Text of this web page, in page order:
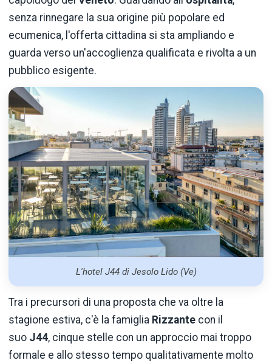
senza rinnegare la sua origine più popolare ed
ecumenica, l'offerta cittadina si sta ampliando e
guarda verso un'accoglienza qualificata e rivolta a un
pubblico esigente.
L'hotel J44 di Jesolo Lido (Ve)
Tra i precursori di una proposta che va oltre la
stagione estiva, c'è la famiglia Rizzante con il
suo J44, cinque stelle con un approccio mai troppo
formale e allo stesso tempo qualitativamente molto